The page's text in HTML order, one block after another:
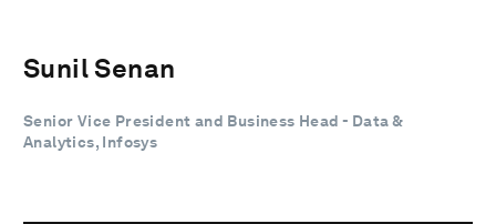
Sunil Senan
Senior Vice President and Business Head - Data &
Analytics, Infosys